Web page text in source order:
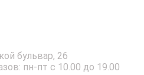
бульвар, 26
пн-пт с 10.00 до 19.00